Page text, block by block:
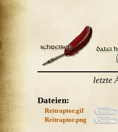
letzte
Dateien:
Reitraptor.gif
Reitraptor.png